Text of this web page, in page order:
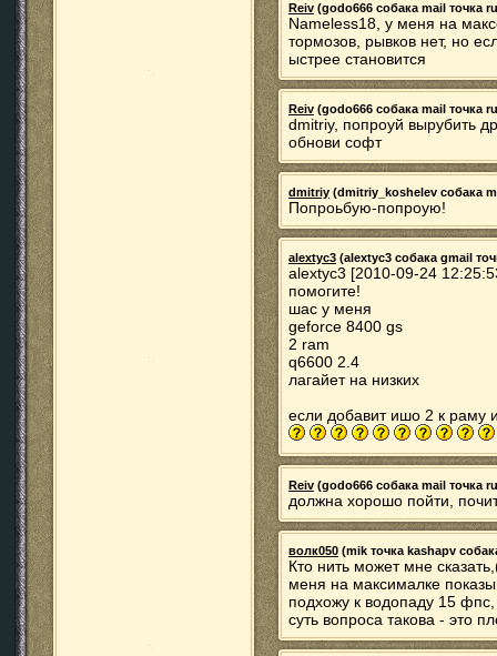
Reiv (godo666 собака mail точка
Nameless18, у меня на
тормозов, рывков нет, но
ыстрее становится
Reiv (godo666 собака mail точка
dmitriy, попроуй вырубить
обнови софт
dmitriy (dmitriy_koshelev собака
Попроьбую-попроую!
alextyc3 (alextyc3 собака gmail
alextyc3 [2010-09-24
помогите!
шас у меня
geforce 8400 gs
2 ram
q6600 2.4
лагайет на низких
если добавит ишо 2 к раму
Reiv (godo666 собака mail точка
должна хорошо пойти,
волк050 (mik точка kashapv
Кто нить может мне
меня на максималке
подхожу к водопаду 15
суть вопроса такова - это